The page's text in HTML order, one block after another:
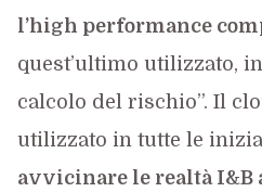
l’high performance
quest’ultimo utilizzato,
calcolo del rischio”. Il
utilizzato in tutte le
avvicinare le realtà I&B